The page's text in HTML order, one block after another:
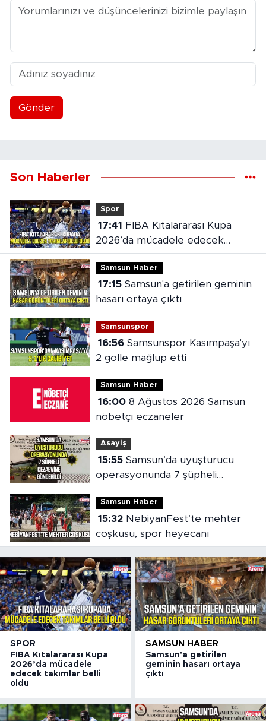
Gönder
Son Haberler
Spor
17:41
2026’da mücadele edecek
takımlar belli oldu
Samsun Haber
17:15Samsun'a getirilen geminin
hasarı ortaya çıktı
Samsunspor
16:56Samsunspor Kasımpaşa'yı
2 golle mağlup etti
Samsun Haber
16:008 Ağustos 2026 Samsun
nöbetçi eczaneler
Asayiş
15:55Samsun’da uyuşturucu
operasyonunda 7 şüpheli
cezaevine gönderildi
Samsun Haber
15:32NebiyanFest’te mehter
coşkusu, spor heyecanı
SPOR
FIBA Kıtalararası Kupa
2026’da mücadele
edecek takımlar belli
oldu
SAMSUN HABER
Samsun'a getirilen
geminin hasarı ortaya
çıktı